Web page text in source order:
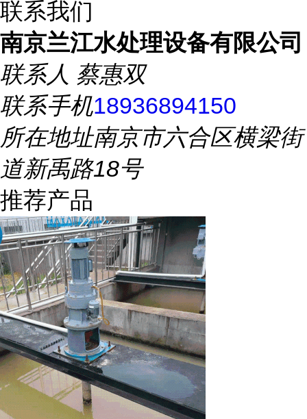
联系我们
南京兰江水处理设备有限公司
联系人 蔡惠双
联系手机18936894150
所在地址南京市六合区横梁街
道新禹路18号
推荐产品